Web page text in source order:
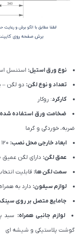
نوع ورق استیل: استنسل
تعداد و نوع لگن: دو لگن –
کارکرد: روکار
ضخامت ورق استفاده
ضربه، خوردگی و گرما
ابعاد خارجی محل نصب:
عمق لگن: دارای لگن عمیق 20 سانتی متر و زیرآب مربع
سمت لگن ها: قابلیت
لوازم سیفون: دارد به
جامایع متصل بر روی
لوازم جانبی همراه: سبد
گوشت پلاستیکی و شیشه ای